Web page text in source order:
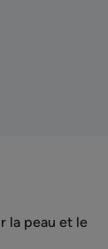
la peau et le